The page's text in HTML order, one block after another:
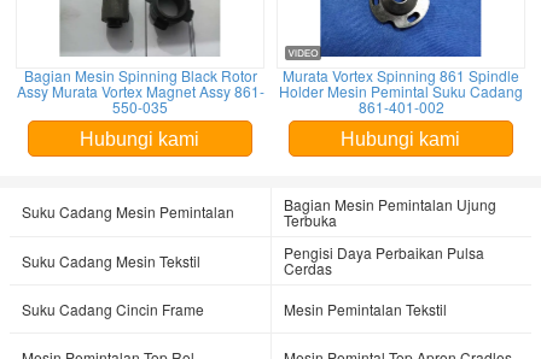
Bagian Mesin Spinning Black Rotor
Assy Murata Vortex Magnet Assy 861-
550-035
Hubungi kami
Murata Vortex Spinning 861 Spindle
Holder Mesin Pemintal Suku Cadang
861-401-002
Hubungi kami
Suku Cadang Mesin Pemintalan Bagian Mesin Pemintalan Ujung
Terbuka
Suku Cadang Mesin Tekstil
Pengisi Daya Perbaikan Pulsa
Cerdas
Suku Cadang Cincin Frame
Mesin Pemintalan Tekstil